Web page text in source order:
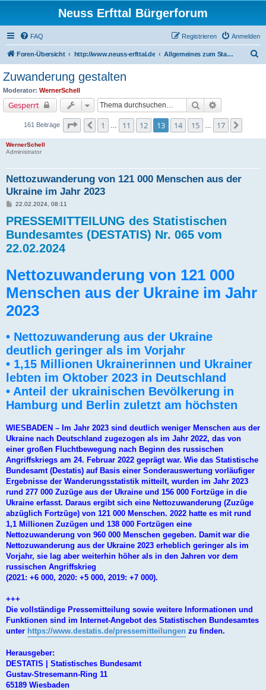
Neuss Erfttal Bürgerforum
FAQ Anmelden
Registrieren
Foren-Übersicht http://www.neuss-erfttal.de Allgemeines zum Stadtteil Erfttal - Daten, Bewohnerstruktur, Vereine
Zuwanderung gestalten
Moderator: WernerSchell
Gesperrt Suche
161 Beiträge Seite 13 17
Vorherige
1 11 12 13 14 15 17
WernerSchell
Administrator
Nettozuwanderung von 121 000 Menschen aus der
Ukraine im Jahr 2023
B
i
t
r
a
g
22.02.2024, 08:11
PRESSEMITTEILUNG des Statistischen
Bundesamtes (DESTATIS) Nr. 065 vom
22.02.2024
Nettozuwanderung von 121 000
Menschen aus der Ukraine im Jahr
2023
• Nettozuwanderung aus der Ukraine
deutlich geringer als im Vorjahr
• 1,15 Millionen Ukrainerinnen und Ukrainer
lebten im Oktober 2023 in Deutschland
• Anteil der ukrainischen Bevölkerung in
Hamburg und Berlin zuletzt am höchsten
WIESBADEN – Im Jahr 2023 sind deutlich weniger Menschen aus der
Ukraine nach Deutschland zugezogen als im Jahr 2022, das von
einer großen Fluchtbewegung nach Beginn des russischen
Angriffskriegs am 24. Februar 2022 geprägt war. Wie das Statistische
Bundesamt (Destatis) auf Basis einer Sonderauswertung vorläufiger
Ergebnisse der Wanderungsstatistik mitteilt, wurden im Jahr 2023
rund 277 000 Zuzüge aus der Ukraine und 156 000 Fortzüge in die
Ukraine erfasst. Daraus ergibt sich eine Nettozuwanderung (Zuzüge
abzüglich Fortzüge) von 121 000 Menschen. 2022 hatte es mit rund
1,1 Millionen Zuzügen und 138 000 Fortzügen eine
Nettozuwanderung von 960 000 Menschen gegeben. Damit war die
Nettozuwanderung aus der Ukraine 2023 erheblich geringer als im
Vorjahr, sie lag aber weiterhin höher als in den Jahren vor dem
russischen Angriffskrieg
(2021: +6 000, 2020: +5 000, 2019: +7 000).
+++
Die vollständige Pressemitteilung sowie weitere Informationen und
Funktionen sind im Internet-Angebot des Statistischen Bundesamtes
unter https://www.destatis.de/pressemitteilungen zu finden.
Herausgeber:
DESTATIS | Statistisches Bundesamt
Gustav-Stresemann-Ring 11
65189 Wiesbaden